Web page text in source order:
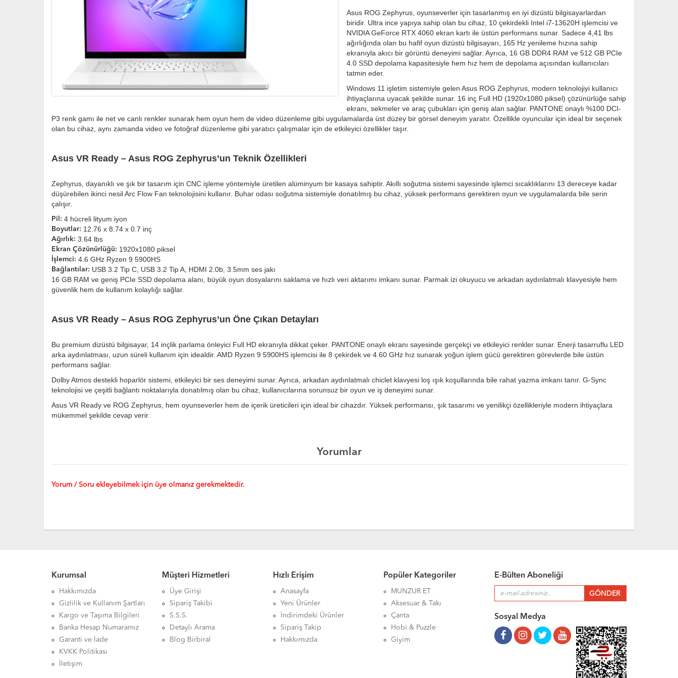
Asus ROG Zephyrus, oyunseverler için tasarlanmış en iyi dizüstü bilgisayarlardan
biridir. Ultra ince yapıya sahip olan bu cihaz, 10 çekirdekli Intel i7-13620H işlemcisi ve
NVIDIA GeForce RTX 4060 ekran kartı ile üstün performans sunar. Sadece 4,41 lbs
ağırlığında olan bu hafif oyun dizüstü bilgisayarı, 165 Hz yenileme hızına sahip
ekranıyla akıcı bir görüntü deneyimi sağlar. Ayrıca, 16 GB DDR4 RAM ve 512 GB PCIe
4.0 SSD depolama kapasitesiyle hem hız hem de depolama açısından kullanıcıları
tatmin eder.
Windows 11 işletim sistemiyle gelen Asus ROG Zephyrus, modern teknolojiyi kullanıcı
ihtiyaçlarına uyacak şekilde sunar. 16 inç Full HD (1920x1080 piksel) çözünürlüğe sahip
ekranı, sekmeler ve araç çubukları için geniş alan sağlar. PANTONE onaylı %100 DCI-
P3 renk gamı ile net ve canlı renkler sunarak hem oyun hem de video düzenleme gibi uygulamalarda üst düzey bir görsel deneyim yaratır. Özellikle oyuncular için ideal bir seçenek
olan bu cihaz, aynı zamanda video ve fotoğraf düzenleme gibi yaratıcı çalışmalar için de etkileyici özellikler taşır.
Asus VR Ready – Asus ROG Zephyrus’un Teknik Özellikleri
Zephyrus, dayanıklı ve şık bir tasarım için CNC işleme yöntemiyle üretilen alüminyum bir kasaya sahiptir. Akıllı soğutma sistemi sayesinde işlemci sıcaklıklarını 13 dereceye kadar
düşürebilen ikinci nesil Arc Flow Fan teknolojisini kullanır. Buhar odası soğutma sistemiyle donatılmış bu cihaz, yüksek performans gerektiren oyun ve uygulamalarda bile serin
çalışır.
Pil: 4 hücreli lityum iyon
Boyutlar: 12.76 x 8.74 x 0.7 inç
Ağırlık: 3.64 lbs
Ekran Çözünürlüğü: 1920x1080 piksel
İşlemci: 4.6 GHz Ryzen 9 5900HS
Bağlantılar: USB 3.2 Tip C, USB 3.2 Tip A, HDMI 2.0b, 3.5mm ses jakı
16 GB RAM ve geniş PCIe SSD depolama alanı, büyük oyun dosyalarını saklama ve hızlı veri aktarımı imkanı sunar. Parmak izi okuyucu ve arkadan aydınlatmalı klavyesiyle hem
güvenlik hem de kullanım kolaylığı sağlar.
Asus VR Ready – Asus ROG Zephyrus’un Öne Çıkan Detayları
Bu premium dizüstü bilgisayar, 14 inçlik parlama önleyici Full HD ekranıyla dikkat çeker. PANTONE onaylı ekranı sayesinde gerçekçi ve etkileyici renkler sunar. Enerji tasarruflu LED
arka aydınlatması, uzun süreli kullanım için idealdir. AMD Ryzen 9 5900HS işlemcisi ile 8 çekirdek ve 4.60 GHz hız sunarak yoğun işlem gücü gerektiren görevlerde bile üstün
performans sağlar.
Dolby Atmos destekli hoparlör sistemi, etkileyici bir ses deneyimi sunar. Ayrıca, arkadan aydınlatmalı chiclet klavyesi loş ışık koşullarında bile rahat yazma imkanı tanır. G-Sync
teknolojisi ve çeşitli bağlantı noktalarıyla donatılmış olan bu cihaz, kullanıcılarına sorunsuz bir oyun ve iş deneyimi sunar.
Asus VR Ready ve ROG Zephyrus, hem oyunseverler hem de içerik üreticileri için ideal bir cihazdır. Yüksek performansı, şık tasarımı ve yenilikçi özellikleriyle modern ihtiyaçlara
mükemmel şekilde cevap verir.
Yorumlar
Yorum / Soru ekleyebilmek için üye olmanız gerekmektedir.
Kurumsal
Hakkımızda
Gizlilik ve Kullanım Şartları
Kargo ve Taşıma Bilgileri
Banka Hesap Numaramız
Garanti ve İade
KVKK Politikası
İletişim
Müşteri Hizmetleri
Üye Girişi
Sipariş Takibi
S.S.S.
Detaylı Arama
Blog Birbiral
Hızlı Erişim
Anasayfa
Yeni Ürünler
İndirimdeki Ürünler
Sipariş Takip
Hakkımızda
Popüler Kategoriler
MUNZUR ET
Aksesuar & Takı
Çanta
Hobi & Puzzle
Giyim
E-Bülten Aboneliği
Sosyal Medya